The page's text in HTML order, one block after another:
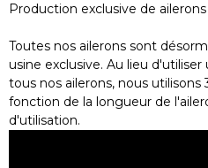
Production exclusive de ailerons
Toutes nos ailerons sont
usine exclusive. Au lieu
tous nos ailerons, nous
fonction de la longueur de
d'utilisation.